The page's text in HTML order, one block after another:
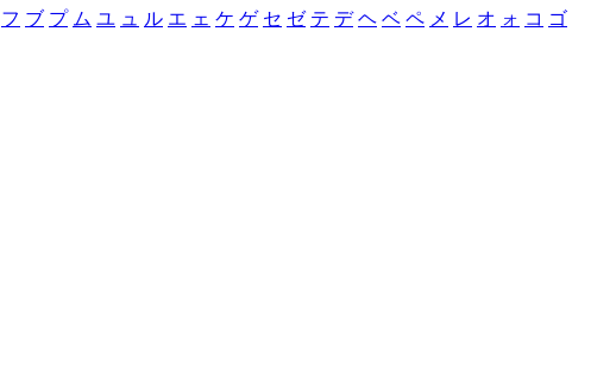
フ ブ プ ム ユ ュ ル エ ェ ケ ゲ セ ゼ テ デ ヘ ベ ペ メ レ オ ォ コ ゴ